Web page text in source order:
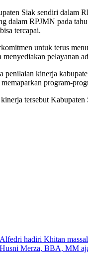
Siak sendiri dalam
dalam RPJMN pada
tercapai.
untuk terus
menyediakan pelayanan
penilaian kinerja
program-
tersebut
hadiri Khitan
Merza, BBA, MM